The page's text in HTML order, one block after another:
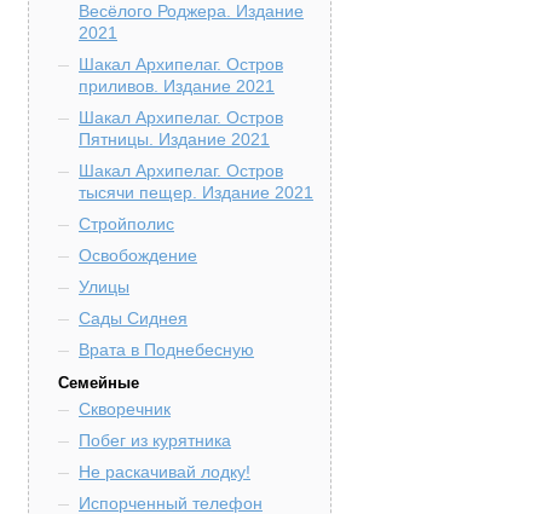
Весёлого Роджера. Издание
2021
Шакал Архипелаг. Остров
приливов. Издание 2021
Шакал Архипелаг. Остров
Пятницы. Издание 2021
Шакал Архипелаг. Остров
тысячи пещер. Издание 2021
Стройполис
Освобождение
Улицы
Сады Сиднея
Врата в Поднебесную
Семейные
Скворечник
Побег из курятника
Не раскачивай лодку!
Испорченный телефон